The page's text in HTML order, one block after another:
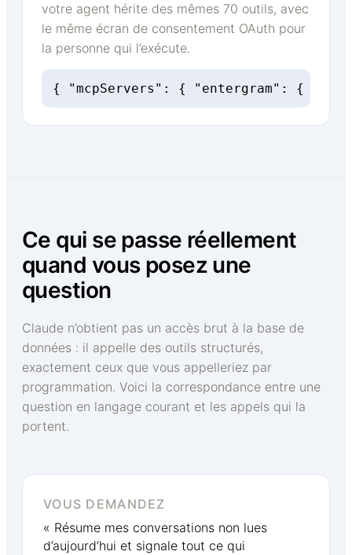
votre agent hérite des mêmes 70 outils, avec
le même écran de consentement OAuth pour
la personne qui l’exécute.
{ "mcpServers": { "entergram": {
Ce qui se passe réellement
quand vous posez une
question
Claude n’obtient pas un accès brut à la base de
données : il appelle des outils structurés,
exactement ceux que vous appelleriez par
programmation. Voici la correspondance entre une
question en langage courant et les appels qui la
portent.
VOUS DEMANDEZ
« Résume mes conversations non lues
d’aujourd’hui et signale tout ce qui